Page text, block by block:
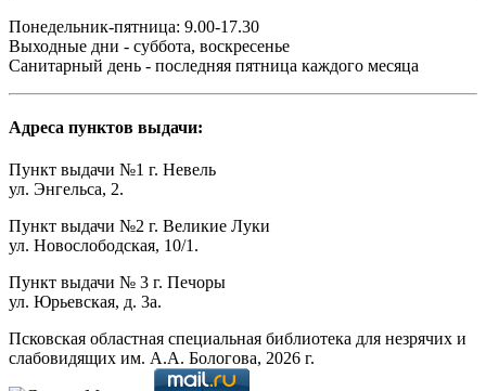
Понедельник-пятница: 9.00-17.30
Выходные дни - суббота, воскресенье
Санитарный день - последняя пятница каждого месяца
Адреса пунктов выдачи:
Пункт выдачи №1 г. Невель
ул. Энгельса, 2.
Пункт выдачи №2 г. Великие Луки
ул. Новослободская, 10/1.
Пункт выдачи № 3 г. Печоры
ул. Юрьевская, д. 3а.
Псковская областная специальная библиотека для незрячих и
слабовидящих им. А.А. Бологова, 2026 г.